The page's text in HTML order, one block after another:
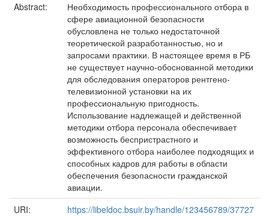
Abstract:
Необходимость профессионального отбора в
сфере авиационной безопасности
обусловлена не только недостаточной
теоретической разработанностью, но и
запросами практики. В настоящее время в РБ
не существует научно-обоснованной методики
для обследования операторов рентгено-
телевизионной установки на их
профессиональную пригодность.
Использование надлежащей и действенной
методики отбора персонала обеспечивает
возможность беспристрастного и
эффективного отбора наиболее подходящих и
способных кадров для работы в области
обеспечения безопасности гражданской
авиации.
URI:
https://libeldoc.bsuir.by/handle/123456789/37727